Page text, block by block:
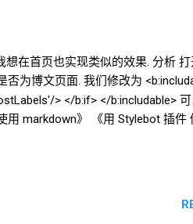
在首页也实现类似的效果. 分析
为博文页面. 我们修改为
> </b:if> </b:includable> 可
用 markdown》 《用 Stylebot 插件